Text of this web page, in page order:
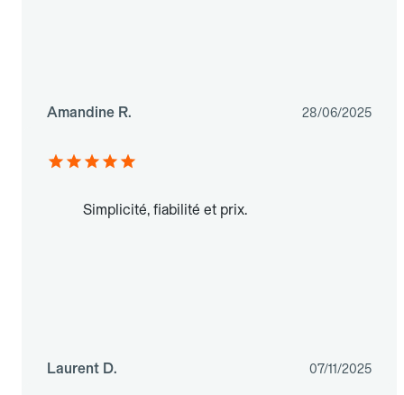
Amandine R. 28/06/2025
Simplicité, fiabilité et prix.
Laurent D. 07/11/2025